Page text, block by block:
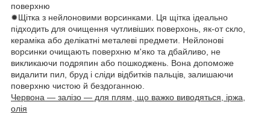
поверхню
✹Щітка з нейлоновими ворсинками. Ця щітка ідеально
підходить для очищення чутливіших поверхонь, як-от скло,
кераміка або делікатні металеві предмети. Нейлонові
ворсинки очищають поверхню м'яко та дбайливо, не
викликаючи подряпин або пошкоджень. Вона допоможе
видалити пил, бруд і сліди відбитків пальців, залишаючи
поверхню чистою й бездоганною.
Червона — залізо — для плям, що важко виводяться, іржа,
олія